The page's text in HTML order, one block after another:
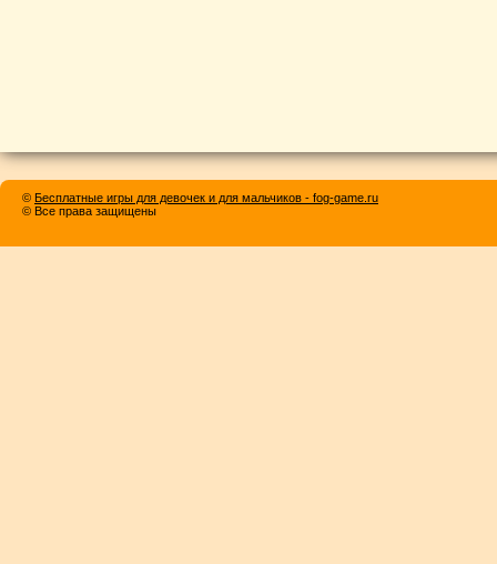
© Бесплатные игры для девочек и для мальчиков - fog-game.ru
© Все права защищены